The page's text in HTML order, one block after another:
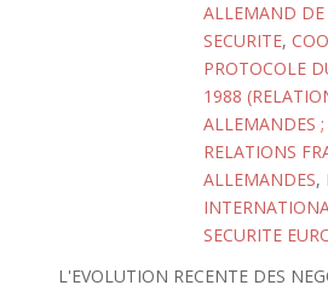
ALLEMAND DE
SECURITE,
PROTOCOLE
1988
ALLEMANDES ;
RELATIONS
ALLEMANDES,
SECURITE
L'EVOLUTION RECENTE DES